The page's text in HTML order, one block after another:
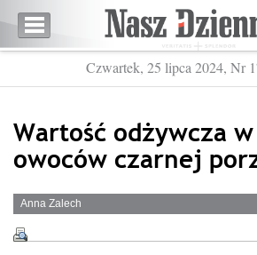
Czwartek, 25 lipca 2024, Nr
Wartość odżywcza
owoców czarnej
Anna Zalech